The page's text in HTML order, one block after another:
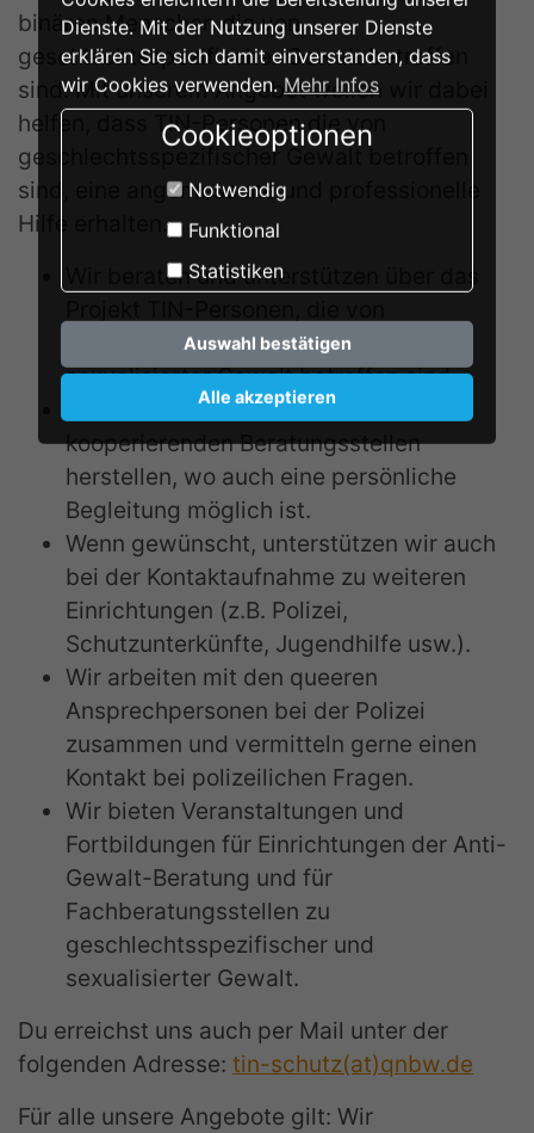
Dienste. Mit der Nutzung unserer Dienste
erklären Sie sich damit einverstanden, dass
wir Cookies verwenden. Mehr Infos
Cookieoptionen
Notwendig
Funktional
Statistiken
Auswahl bestätigen
Alle akzeptieren
binären Menschen die von
geschlechtsspezifischer Gewalt betroffen
sind. Mit unserem Angebot wollen wir dabei
helfen, dass TIN-Personen die von
geschlechtsspezifischer Gewalt betroffen
sind, eine angemessene und professionelle
Hilfe erhalten.
Wir beraten und unterstützen über das
geschlechtsspezifischer und
sexualisierter Gewalt betroffen sind.
Auf Wunsch können wir Kontakte zu
kooperierenden Beratungsstellen
herstellen, wo auch eine persönliche
Begleitung möglich ist.
Wenn gewünscht, unterstützen wir auch
bei der Kontaktaufnahme zu weiteren
Einrichtungen (z.B. Polizei,
Schutzunterkünfte, Jugendhilfe usw.).
Wir arbeiten mit den queeren
Ansprechpersonen bei der Polizei
zusammen und vermitteln gerne einen
Kontakt bei polizeilichen Fragen.
Wir bieten Veranstaltungen und
Fortbildungen für Einrichtungen der Anti-
Gewalt-Beratung und für
Fachberatungsstellen zu
geschlechtsspezifischer und
sexualisierter Gewalt.
Du erreichst uns auch per Mail unter der
folgenden Adresse: tin-schutz(at)qnbw.de
Für alle unsere Angebote gilt: Wir